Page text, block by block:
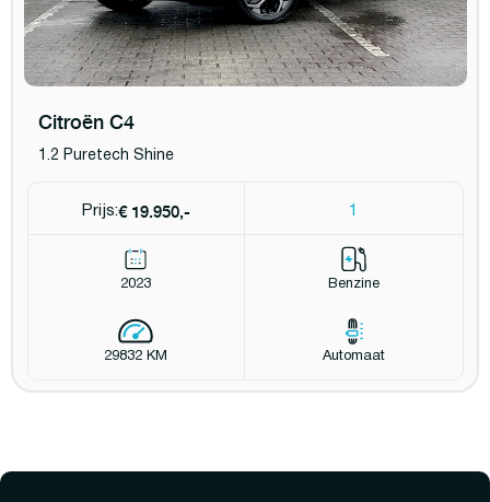
Citroën C4
1.2 Puretech Shine
Prijs:€ 19.950,- 1
2023 Benzine
29832 KM Automaat